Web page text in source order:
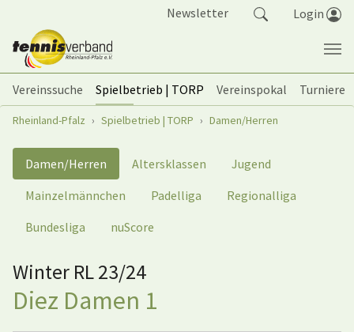
Newsletter Login
Vereinssuche Spielbetrieb | TORP Vereinspokal
Turniere
Sie sind hier:
Rheinland-Pfalz Spielbetrieb | TORP Damen/Herren
Damen/Herren Altersklassen
Jugend
Mainzelmännchen
Padelliga
Regionalliga
Bundesliga
nuScore
Winter RL 23/24
Diez Damen 1